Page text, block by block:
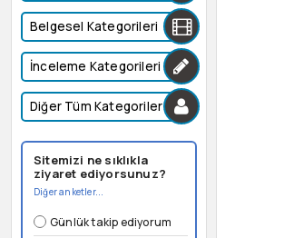
Belgesel Kategorileri
İnceleme Kategorileri
Diğer Tüm Kategoriler
Sitemizi ne sıklıkla
ziyaret ediyorsunuz?
Diğer anketler...
Günlük takip ediyorum